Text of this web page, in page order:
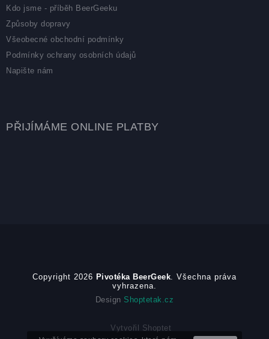
Kdo jsme - příběh BeerGeeku
Způsoby dopravy
Všeobecné obchodní podmínky
Podmínky ochrany osobních údajů
Napište nám
PŘIJÍMÁME ONLINE PLATBY
Copyright 2026 Pivotéka BeerGeek. Všechna práva
vyhrazena.
Design Shoptetak.cz
Vytvořil Shoptet